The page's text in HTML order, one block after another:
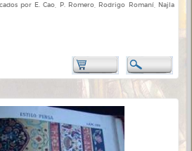
por E. Cao, P. Romero, Rodrigo Romaní, Najla